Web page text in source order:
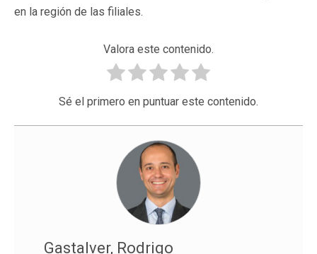
en la región de las filiales.
Valora este contenido.
Sé el primero en puntuar este contenido.
Gastalver, Rodrigo